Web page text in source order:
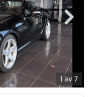
1 av 7